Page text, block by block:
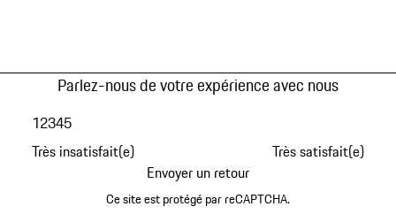
Parlez-nous de votre expérience avec nous
Très insatisfait(e)
12345
Très satisfait(e)
Envoyer un retour
Ce site est protégé par reCAPTCHA.